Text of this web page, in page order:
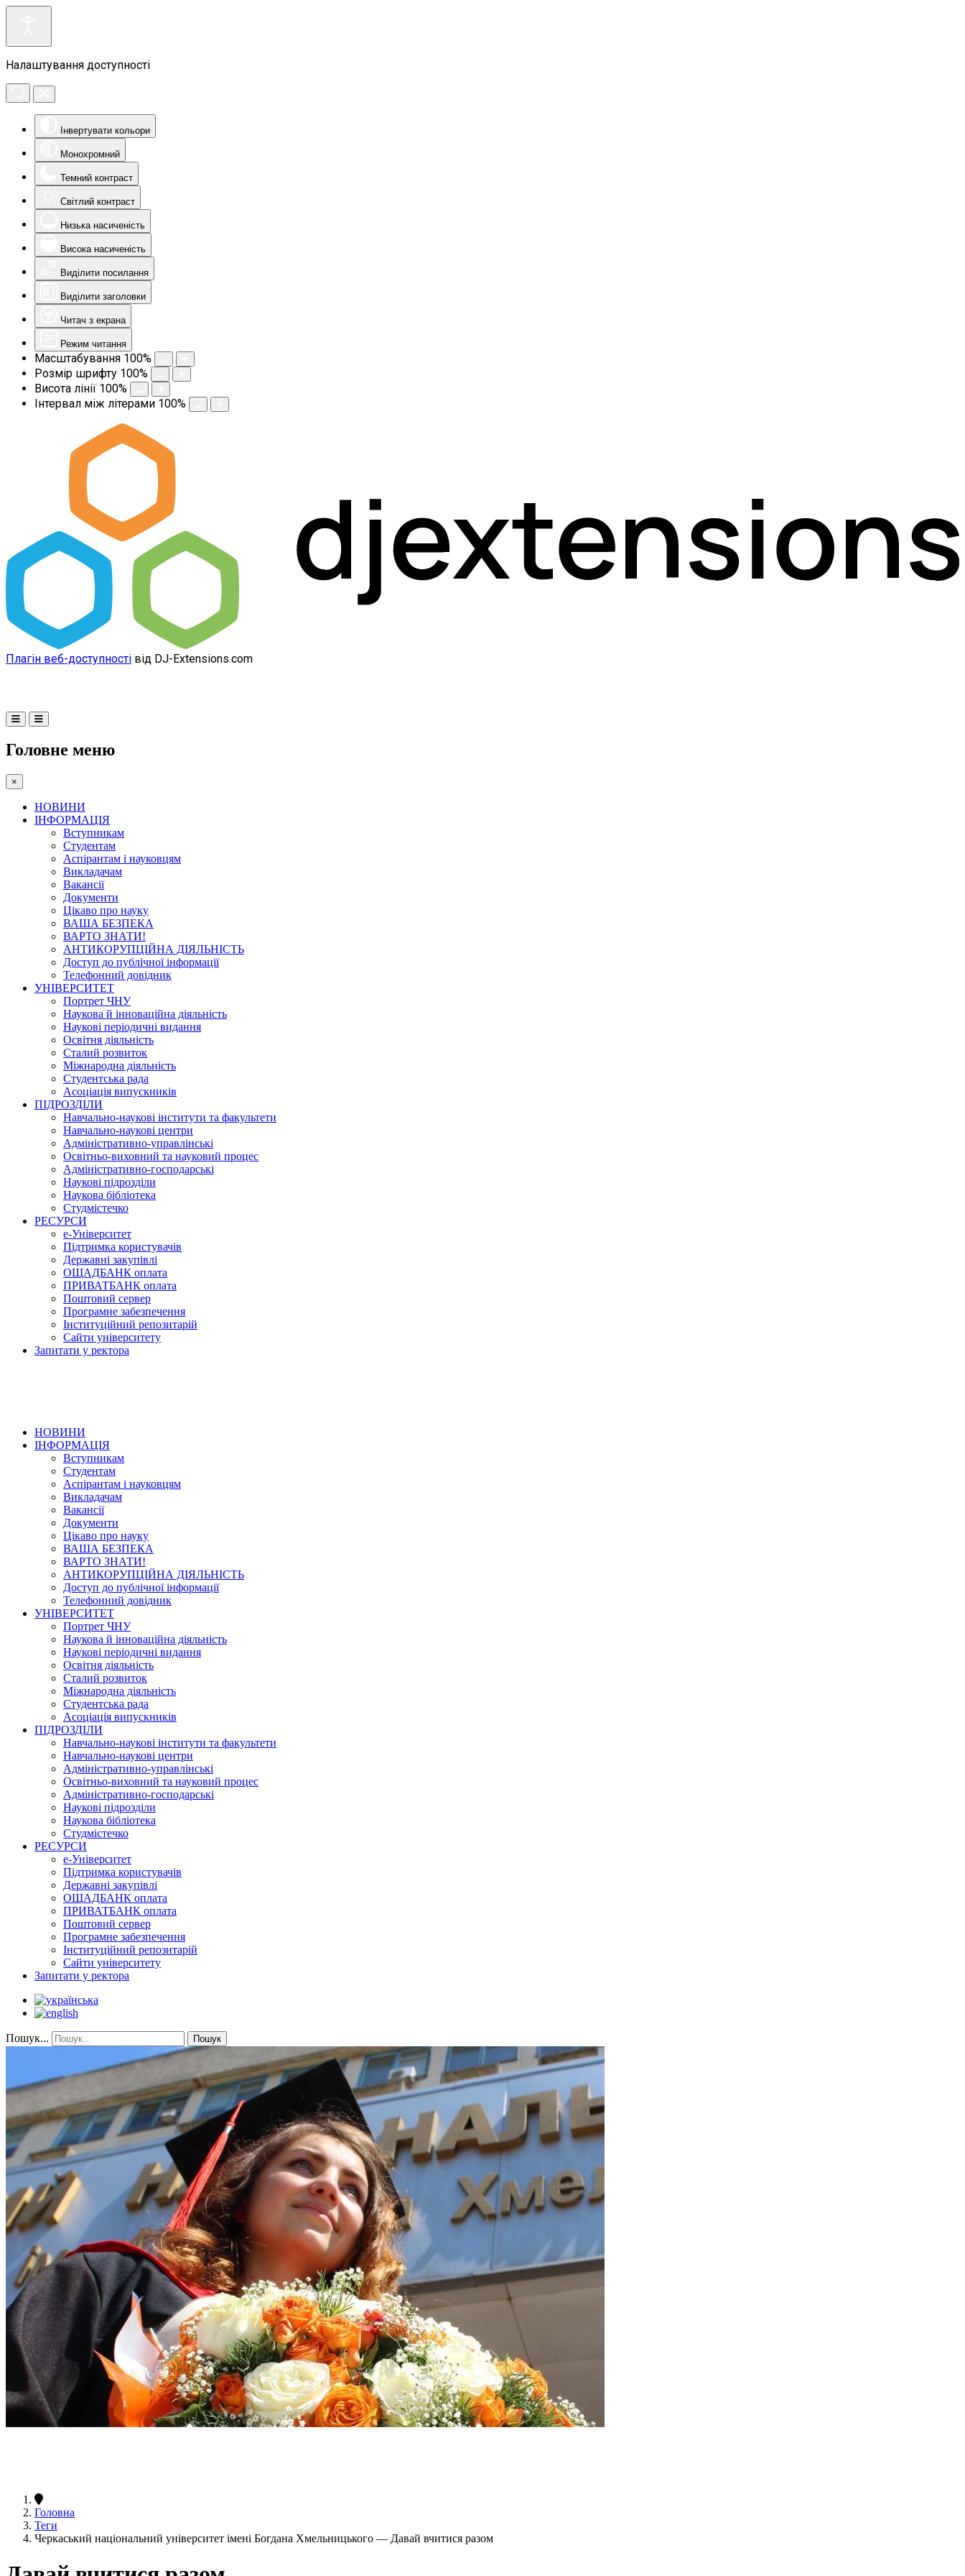
Налаштування доступності
Інвертувати кольори
Монохромний
Темний контраст
Світлий контраст
Низька насиченість
Висока насиченість
Виділити посилання
Виділити заголовки
Читач з екрана
Режим читання
Масштабування 100%
Розмір шрифту 100%
Висота лінії 100%
Інтервал між літерами 100%
Плагін веб-доступності від DJ-Extensions.com
Головне меню
×
НОВИНИ
ІНФОРМАЦІЯ
Вступникам
Студентам
Аспірантам і науковцям
Викладачам
Вакансії
Документи
Цікаво про науку
ВАША БЕЗПЕКА
ВАРТО ЗНАТИ!
АНТИКОРУПЦІЙНА ДІЯЛЬНІСТЬ
Доступ до публічної інформації
Телефонний довідник
УНІВЕРСИТЕТ
Портрет ЧНУ
Наукова й інноваційна діяльність
Наукові періодичні видання
Освітня діяльність
Сталий розвиток
Міжнародна діяльність
Студентська рада
Асоціація випускників
ПІДРОЗДІЛИ
Навчально-наукові інститути та факультети
Навчально-наукові центри
Адміністративно-управлінські
Освітньо-виховний та науковий процес
Адміністративно-господарські
Наукові підрозділи
Наукова бібліотека
Студмістечко
РЕСУРСИ
е-Університет
Підтримка користувачів
Державні закупівлі
ОЩАДБАНК оплата
ПРИВАТБАНК оплата
Поштовий сервер
Програмне забезпечення
Інституційний репозитарій
Сайти університету
Запитати у ректора
НОВИНИ
ІНФОРМАЦІЯ
Вступникам
Студентам
Аспірантам і науковцям
Викладачам
Вакансії
Документи
Цікаво про науку
ВАША БЕЗПЕКА
ВАРТО ЗНАТИ!
АНТИКОРУПЦІЙНА ДІЯЛЬНІСТЬ
Доступ до публічної інформації
Телефонний довідник
УНІВЕРСИТЕТ
Портрет ЧНУ
Наукова й інноваційна діяльність
Наукові періодичні видання
Освітня діяльність
Сталий розвиток
Міжнародна діяльність
Студентська рада
Асоціація випускників
ПІДРОЗДІЛИ
Навчально-наукові інститути та факультети
Навчально-наукові центри
Адміністративно-управлінські
Освітньо-виховний та науковий процес
Адміністративно-господарські
Наукові підрозділи
Наукова бібліотека
Студмістечко
РЕСУРСИ
е-Університет
Підтримка користувачів
Державні закупівлі
ОЩАДБАНК оплата
ПРИВАТБАНК оплата
Поштовий сервер
Програмне забезпечення
Інституційний репозитарій
Сайти університету
Запитати у ректора
Пошук... Пошук
Головна
Теги
Черкаський національний університет імені Богдана Хмельницького — Давай вчитися разом